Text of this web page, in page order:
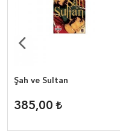
Şah ve Sultan
385,00